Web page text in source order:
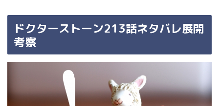
ドクターストーン213話ネタバレ展開
考察